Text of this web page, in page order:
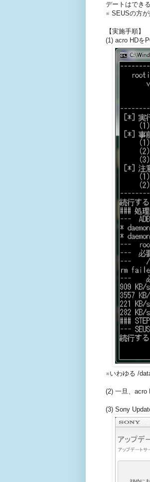
デートはでき
※ SEUSの方
【実施手順】
(1) acro HDを
※いわゆる /
(2) 一旦、acro
(3) Sony